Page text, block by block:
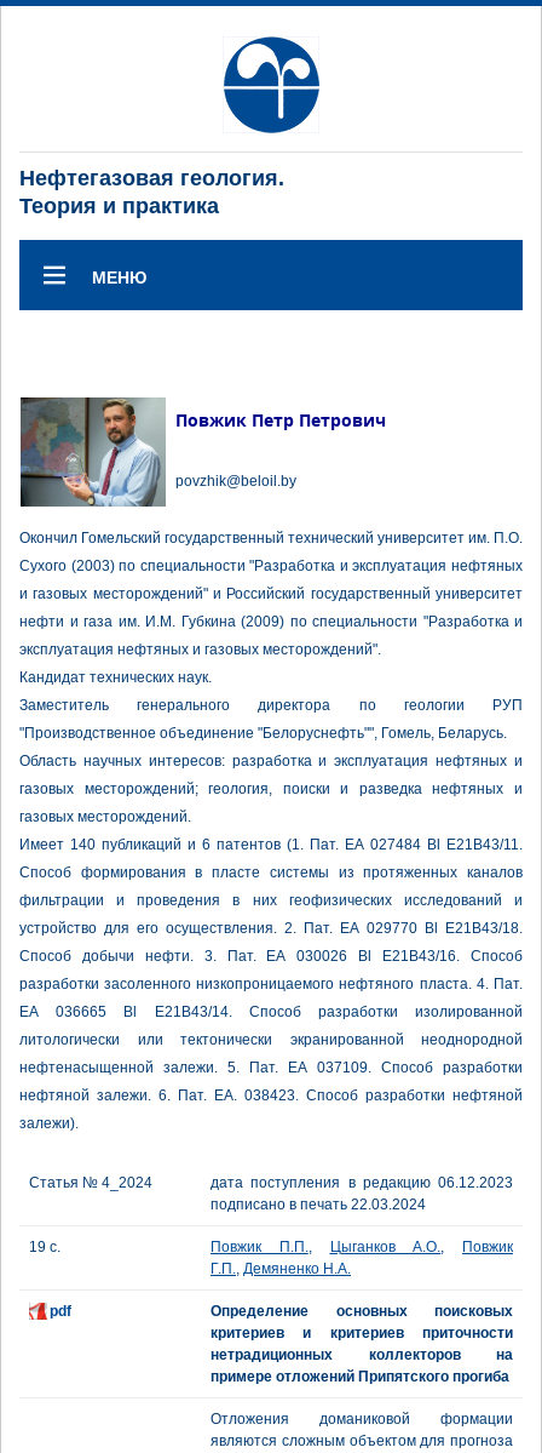
Нефтегазовая геология.
Теория и практика
МЕНЮ
Повжик Петр Петрович
povzhik@beloil.by
Окончил Гомельский государственный технический университет им. П.О.
Сухого (2003) по специальности "Разработка и эксплуатация нефтяных
и газовых месторождений" и Российский государственный университет
нефти и газа им. И.М. Губкина (2009) по специальности "Разработка и
эксплуатация нефтяных и газовых месторождений".
Кандидат технических наук.
Заместитель генерального директора по геологии РУП
"Производственное объединение "Белоруснефть"", Гомель, Беларусь.
Область научных интересов: разработка и эксплуатация нефтяных и
газовых месторождений; геология, поиски и разведка нефтяных и
газовых месторождений.
Имеет 140 публикаций и 6 патентов (1. Пат. ЕА 027484 Bl Е21В43/11.
Способ формирования в пласте системы из протяженных каналов
фильтрации и проведения в них геофизических исследований и
устройство для его осуществления. 2. Пат. ЕА 029770 Bl Е21В43/18.
Способ добычи нефти. 3. Пат. ЕА 030026 Bl Е21В43/16. Способ
разработки засоленного низкопроницаемого нефтяного пласта. 4. Пат.
ЕА 036665 Bl Е21В43/14. Способ разработки изолированной
литологически или тектонически экранированной неоднородной
нефтенасыщенной залежи. 5. Пат. ЕА 037109. Способ разработки
нефтяной залежи. 6. Пат. ЕА. 038423. Способ разработки нефтяной
залежи).
Статья № 4_2024
дата поступления в редакцию 06.12.2023
подписано в печать 22.03.2024
19 с. Повжик П.П., Цыганков А.О.,
Повжик
Г.П., Демяненко Н.А.
pdf
Определение основных поисковых
критериев и критериев приточности
нетрадиционных коллекторов на
примере отложений Припятского прогиба
Отложения доманиковой формации
являются сложным объектом для прогноза